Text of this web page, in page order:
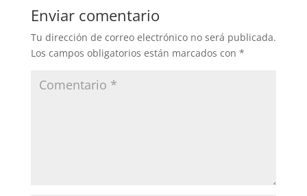
Enviar comentario
Tu dirección de correo electrónico no será publicada.
Los campos obligatorios están marcados con *